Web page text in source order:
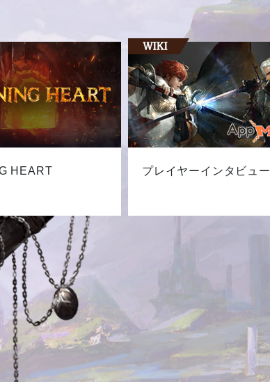
HEART プレイヤーインタビュー